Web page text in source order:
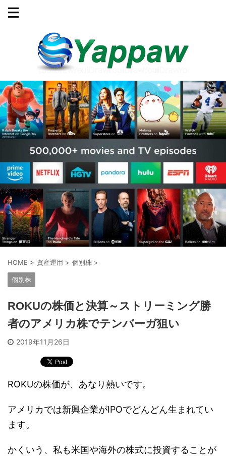
HOME > 資産運用 > 個別株 >
個別株
ROKUの株価と決算～ストリーミング勝
者のアメリカ株でテンバーガ狙い
2019年11月26日
ROKUの株価が、あなり熱いです。
アメリカでは新興企業がIPOでどんどん生まれてい
ます。
かくいう、私も米国や海外の株式に投資することが